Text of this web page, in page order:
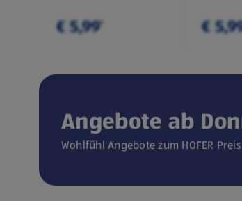
€ 5,99¹ €
Angebote ab
Wohlfühl Angebote zum HOFER Preis